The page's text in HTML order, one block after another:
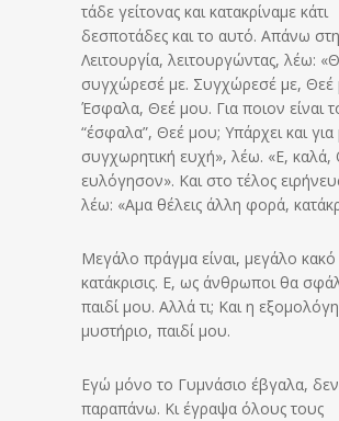
τάδε γείτονας και κατακρίναμε κάτι
δεσποτάδες και το αυτό. Απάνω στη
Λειτουργία, λειτουργώντας, λέω:
συγχώρεσέ με. Συγχώρεσέ με, Θεέ
Έσφαλα, Θεέ μου. Για ποιον είναι
“έσφαλα”, Θεέ μου; Υπάρχει και για
συγχωρητική ευχή», λέω. «Ε, καλά,
ευλόγησον». Και στο τέλος
λέω: «Αμα θέλεις άλλη φορά,
Μεγάλο πράγμα είναι, μεγάλο κακό
κατάκρισις. Ε, ως άνθρωποι θα
παιδί μου. Αλλά τι; Και η
μυστήριο, παιδί μου.
Εγώ μόνο το Γυμνάσιο έβγαλα,
παραπάνω. Κι έγραψα όλους τους